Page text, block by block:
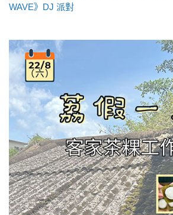
WAVE》DJ 派對